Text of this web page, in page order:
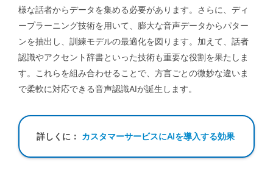
様な話者からデータを集める必要があります。さらに、ディ
ープラーニング技術を用いて、膨大な音声データからパター
ンを抽出し、訓練モデルの最適化を図ります。加えて、話者
認識やアクセント辞書といった技術も重要な役割を果たしま
す。これらを組み合わせることで、方言ごとの微妙な違いま
で柔軟に対応できる音声認識AIが誕生します。
詳しくに： カスタマーサービスにAIを導入する効果